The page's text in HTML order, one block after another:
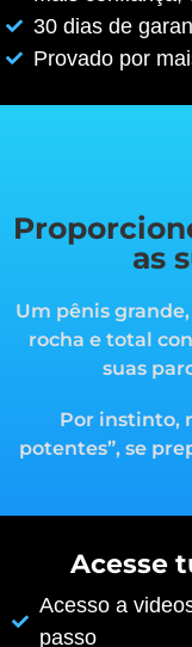
30 dias de
Provado por
as
Um pênis
rocha e total
suas
Por instinto,
potentes”, se
Acesse
Acesso a
passo